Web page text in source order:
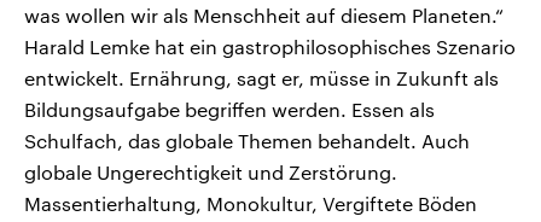
was wollen wir als Menschheit auf diesem Planeten.“
Harald Lemke hat ein gastrophilosophisches Szenario
entwickelt. Ernährung, sagt er, müsse in Zukunft als
Bildungsaufgabe begriffen werden. Essen als
Schulfach, das globale Themen behandelt. Auch
globale Ungerechtigkeit und Zerstörung.
Massentierhaltung, Monokultur, Vergiftete Böden